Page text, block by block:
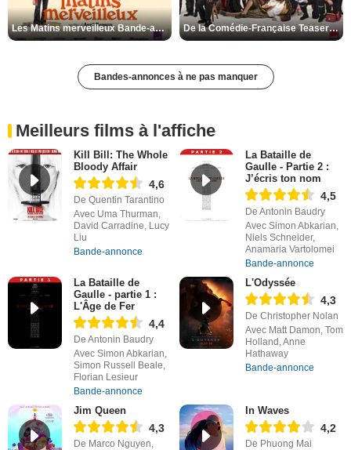
Les Matins merveilleux Bande-annonce VF De la Comédie-Française Teaser VF
Bandes-annonces à ne pas manquer
Meilleurs films à l'affiche
Kill Bill: The Whole
Bloody Affair
4,6
De Quentin Tarantino
Avec Uma Thurman,
David Carradine, Lucy
Liu
Bande-annonce
La Bataille de
Gaulle - Partie 2 :
J’écris ton nom
4,5
De Antonin Baudry
Avec Simon Abkarian,
Niels Schneider,
Anamaria Vartolomei
Bande-annonce
La Bataille de
Gaulle - partie 1 :
L'Âge de Fer
4,4
De Antonin Baudry
Avec Simon Abkarian,
Simon Russell Beale,
Florian Lesieur
Bande-annonce
L'Odyssée
4,3
De Christopher Nolan
Avec Matt Damon, Tom
Holland, Anne
Hathaway
Bande-annonce
Jim Queen
4,3
De Marco Nguyen,
In Waves
4,2
De Phuong Mai